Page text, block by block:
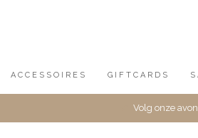
ACCESSOIRES GIFTCARDS
Volg onze